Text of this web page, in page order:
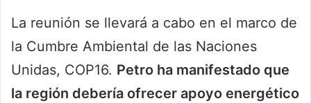
La reunión se llevará a cabo en el marco de
la Cumbre Ambiental de las Naciones
Unidas, COP16. Petro ha manifestado que
la región debería ofrecer apoyo energético